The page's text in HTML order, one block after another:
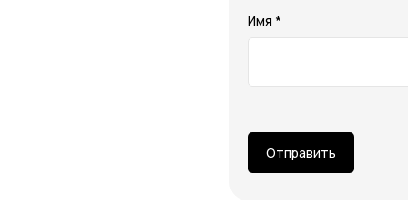
Имя *
Отправить